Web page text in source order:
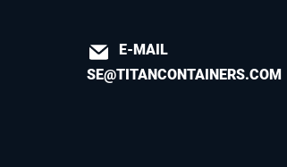
E-MAIL
SE@TITANCONTAINERS.COM